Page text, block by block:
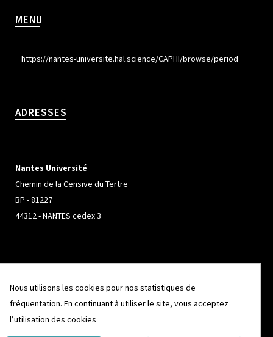
MENU
https://nantes-universite.hal.science/CAPHI/browse/period
ADRESSES
Nantes Université
Chemin de la Censive du Tertre
BP - 81227
44312 - NANTES cedex 3
Campus de Beaulieu
263 Avenue Général Leclerc
CS 74205
Nous utilisons les cookies pour nos statistiques de
fréquentation. En continuant à utiliser le site, vous acceptez
l’utilisation des cookies